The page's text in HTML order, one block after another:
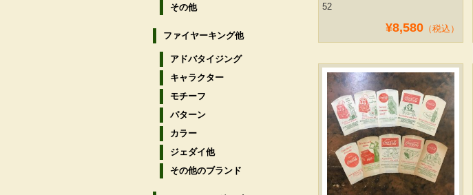
52
¥8,580 （税込）
その他
ファイヤーキング他
アドバタイジング
キャラクター
モチーフ
パターン
カラー
ジェダイ他
その他のブランド